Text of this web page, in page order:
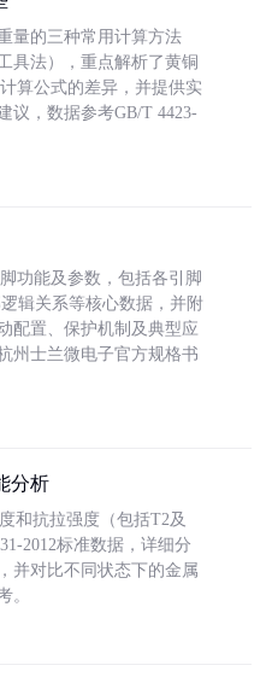
量的三种常用计算方法
具法），重点解析了黄铜
算公式的差异，并提供实
议，数据参考GB/T 4423-
功能及参数，包括各引脚
辑关系等核心数据，并附
配置、保护机制及典型应
州士兰微电子官方规格书
分析
和抗拉强度（包括T2及
2012标准数据，详细分
并对比不同状态下的金属
。